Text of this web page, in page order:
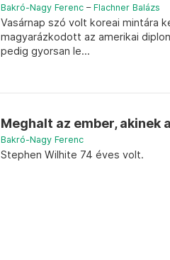
Bakró-Nagy Ferenc – Flachner Balázs
Vasárnap szó volt koreai mintára
magyarázkodott az amerikai
pedig gyorsan le...
Meghalt az ember, akinek
Bakró-Nagy Ferenc
Stephen Wilhite 74 éves volt.